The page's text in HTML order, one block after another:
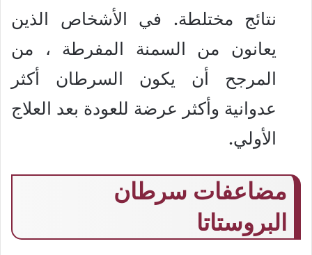
نتائج مختلطة. في الأشخاص الذين
يعانون من السمنة المفرطة ، من
المرجح أن يكون السرطان أكثر
عدوانية وأكثر عرضة للعودة بعد العلاج
الأولي.
مضاعفات سرطان
البروستاتا